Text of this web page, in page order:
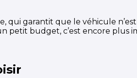
garantit que le véhicule
petit budget, c’est encore plus